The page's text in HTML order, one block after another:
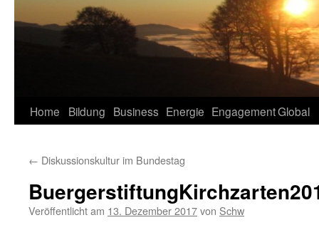
Home Bildung Business Energie EngagementGlobal
← Diskussionskultur im Bundestag
Veröffentlicht am 13. Dezember 2017von Schw